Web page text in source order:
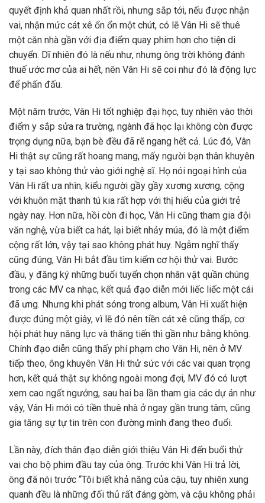
quyết định khả quan nhất rồi, nhưng sắp tới, nếu được nhận
vai, nhận mức cát xê ổn ổn một chút, có lẽ Vân Hi sẽ thuê
một căn nhà gần với địa điểm quay phim hơn cho tiện di
chuyển. Dĩ nhiên đó là nếu như, nhưng ông trời không đánh
thuế ước mơ của ai hết, nên Vân Hi sẽ coi như đó là động lực
để phấn đấu.
Một năm trước, Vân Hi tốt nghiệp đại học, tuy nhiên vào thời
điểm y sắp sửa ra trường, ngành đã học lại không còn được
trọng dụng nữa, bạn bè đều đã rẽ ngang hết cả. Lúc đó, Vân
Hi thật sự cũng rất hoang mang, mấy người bạn thân khuyên
y tại sao không thử vào giới nghệ sĩ. Họ nói ngoại hình của
Vân Hi rất ưa nhìn, kiểu người gầy gầy xương xương, cộng
với khuôn mặt thanh tú kia rất hợp với thị hiếu của giới trẻ
ngày nay. Hơn nữa, hồi còn đi học, Vân Hi cũng tham gia đội
văn nghệ, vừa biết ca hát, lại biết nhảy múa, đó là một điểm
cộng rất lớn, vậy tại sao không phát huy. Ngẫm nghĩ thấy
cũng đúng, Vân Hi bắt đầu tìm kiếm cơ hội thử vai. Bước
đầu, y đăng ký những buổi tuyển chọn nhân vật quần chúng
trong các MV ca nhạc, kết quả đạo diễn mới liếc liếc một cái
đã ưng. Nhưng khi phát sóng trong album, Vân Hi xuất hiện
được đúng một giây, vì lẽ đó nên tiền cát xê cũng thấp, cơ
hội phát huy năng lực và thăng tiến thì gần như bằng không.
Chính đạo diễn cũng thấy phí phạm cho Vân Hi, nên ở MV
tiếp theo, ông khuyên Vân Hi thử sức với các vai quan trọng
hơn, kết quả thật sự không ngoài mong đợi, MV đó có lượt
xem cao ngất ngưởng, sau hai ba lần tham gia các dự án như
vậy, Vân Hi mới có tiền thuê nhà ở ngay gần trung tâm, cũng
gia tăng sự tự tin trên con đường mình đang theo đuổi.
Lần này, đích thân đạo diễn giới thiệu Vân Hi đến buổi thử
vai cho bộ phim đầu tay của ông. Trước khi Vân Hi trả lời,
ông đã nói trước “Tôi biết khả năng của cậu, tuy nhiên xung
quanh đều là những đối thủ rất đáng gờm, và cậu không phải